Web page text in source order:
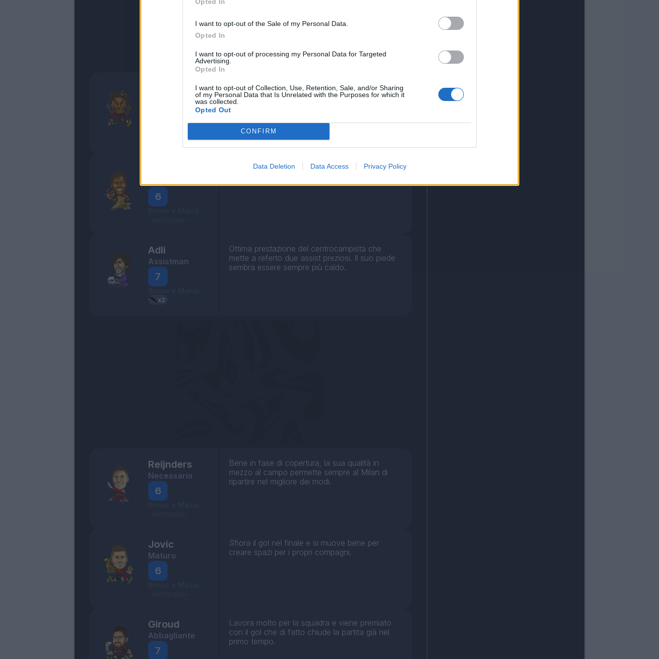
I want to opt-out of the Sale of my Personal Data.
Opted In
I want to opt-out of processing my Personal Data for Targeted
Advertising.
Opted In
I want to opt-out of Collection, Use, Retention, Sale, and/or Sharing
of my Personal Data that Is Unrelated with the Purposes for which it
was collected.
Opted Out
CONFIRM
Data Deletion Data Access Privacy Policy
Chukwueze
Straordinario
Letteralmente imprendibile quando parte palla al
piede. Ha il merito di servire l'assist a Pulisic che
sblocca la gara dopo appena sei minuti.
6
Entra nella ripresa e si fa notare per un paio di
Adli
Assistman
7
Ottima prestazione del centrocampista che
mette a referto due assist preziosi. Il suo piede
sembra essere sempre più caldo.
Reijnders
Necessario
6
Bene in fase di copertura, la sua qualità in
mezzo al campo permette sempre al Milan di
ripartire nel migliore dei modi.
Jovic
Maturo
6
Sfiora il gol nel finale e si muove bene per
creare spazi per i propri compagni.
Giroud
Abbagliante
7
Lavora molto per la squadra e viene premiato
con il gol che di fatto chiude la partita già nel
primo tempo.